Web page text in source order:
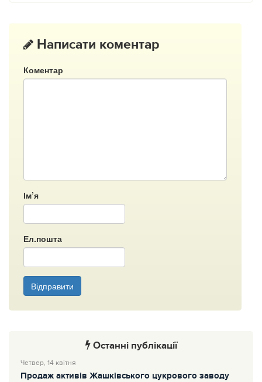
Написати коментар
Коментар
Ім’я
Ел.пошта
Відправити
Останні публікації
Четвер, 14 квітня
Продаж активів Жашківського цукрового заводу